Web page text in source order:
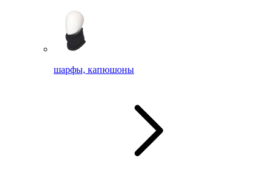
шарфы, капюшоны